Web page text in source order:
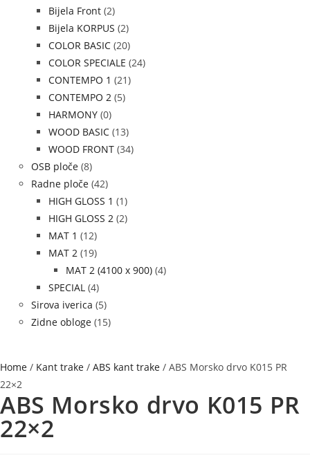
Bijela Front (2)
Bijela KORPUS (2)
COLOR BASIC (20)
COLOR SPECIALE (24)
CONTEMPO 1 (21)
CONTEMPO 2 (5)
HARMONY (0)
WOOD BASIC (13)
WOOD FRONT (34)
OSB ploče (8)
Radne ploče (42)
HIGH GLOSS 1 (1)
HIGH GLOSS 2 (2)
MAT 1 (12)
MAT 2 (19)
MAT 2 (4100 x 900) (4)
SPECIAL (4)
Sirova iverica (5)
Zidne obloge (15)
Home / Kant trake / ABS kant trake / ABS Morsko drvo K015 PR
22×2
ABS Morsko drvo K015 PR
22×2